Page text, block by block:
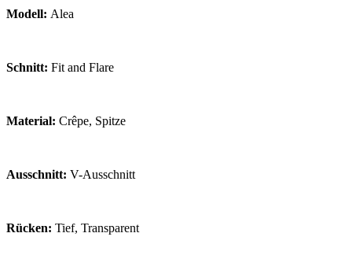
Modell: Alea
Schnitt: Fit and Flare
Material: Crêpe, Spitze
Ausschnitt: V-Ausschnitt
Rücken: Tief, Transparent